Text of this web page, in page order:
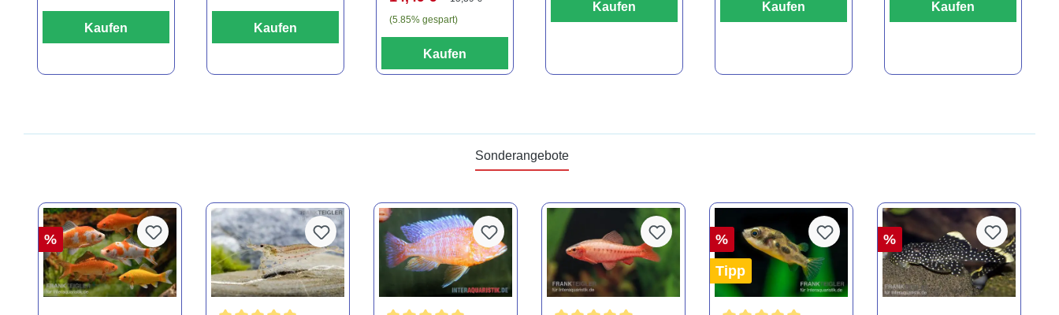
Kaufen Kaufen
(5.85% gespart)
Kaufen
Kaufen Kaufen Kaufen
Sonderangebote
%
%
Tipp
%